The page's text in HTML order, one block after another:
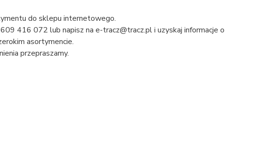
do sklepu internetowego.
416 072 lub napisz na e-tracz@tracz.pl i uzyskaj informacje o
asortymencie.
przepraszamy.